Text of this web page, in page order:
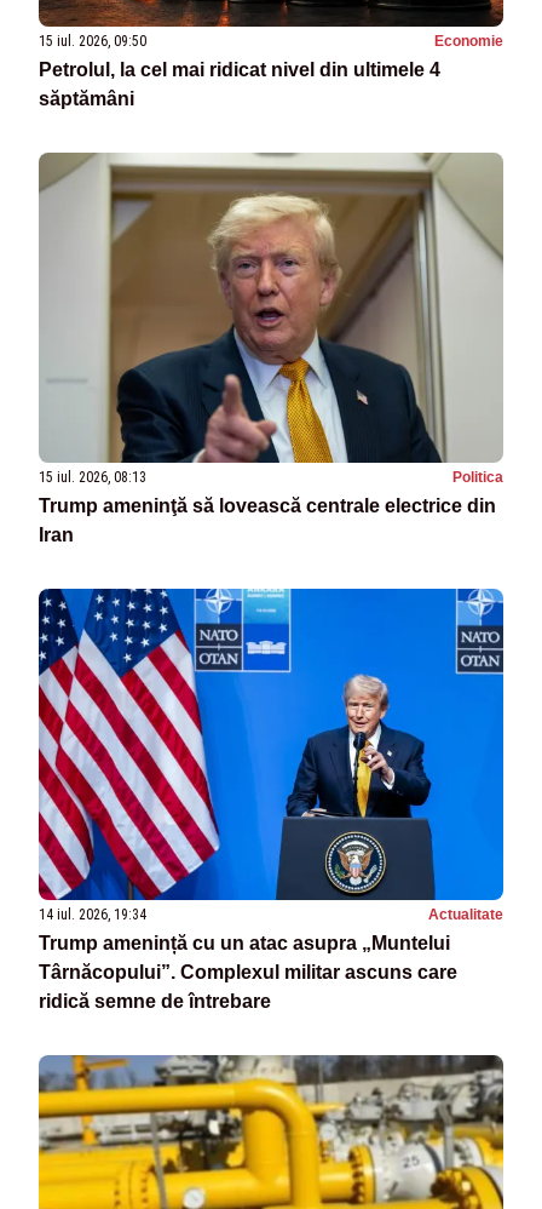
15 iul. 2026, 09:50 Economie
Petrolul, la cel mai ridicat nivel din ultimele 4
săptămâni
15 iul. 2026, 08:13 Politica
Trump ameninţă să lovească centrale electrice din
Iran
14 iul. 2026, 19:34 Actualitate
Trump amenință cu un atac asupra „Muntelui
Târnăcopului”. Complexul militar ascuns care
ridică semne de întrebare